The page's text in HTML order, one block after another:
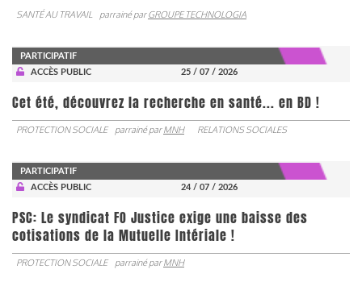
SANTÉ AU TRAVAIL
parrainé parGROUPE TECHNOLOGIA
PARTICIPATIF
ACCÈS PUBLIC
25 / 07 / 2026
Cet été, découvrez la recherche en santé... en BD !
PROTECTION SOCIALE parrainé parMNH RELATIONS SOCIALES
PARTICIPATIF
ACCÈS PUBLIC
24 / 07 / 2026
PSC: Le syndicat FO Justice exige une baisse des
cotisations de la Mutuelle Intériale !
PROTECTION SOCIALE parrainé parMNH